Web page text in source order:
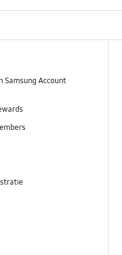
Samsung Account